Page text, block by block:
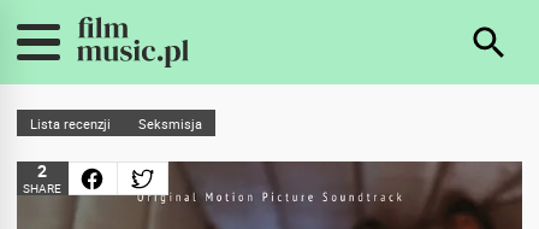
Lista recenzji Seksmisja
2
SHARE